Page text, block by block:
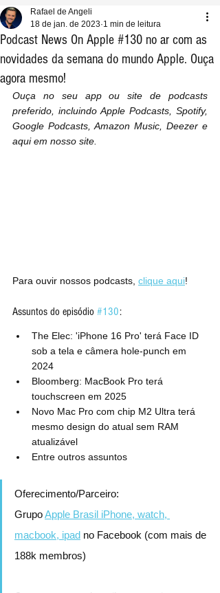
Podcast News On Apple #130 no ar com as
novidades da semana do mundo Apple. Ouça
agora mesmo!
Rafael de Angeli
18 de jan. de 2023 1 min de leitura
Ouça no seu app ou site de podcasts
preferido, incluindo Apple Podcasts, Spotify,
Google Podcasts, Amazon Music, Deezer e
aqui em nosso site.
Para ouvir nossos podcasts, clique aqui!
Assuntos do episódio #130:
The Elec: 'iPhone 16 Pro' terá Face ID
sob a tela e câmera hole-punch em
2024
Bloomberg: MacBook Pro terá
touchscreen em 2025
Novo Mac Pro com chip M2 Ultra terá
mesmo design do atual sem RAM
atualizável
Entre outros assuntos
Oferecimento/Parceiro:
Grupo Apple Brasil iPhone, watch,
macbook, ipad no Facebook (com mais de
188k membros)